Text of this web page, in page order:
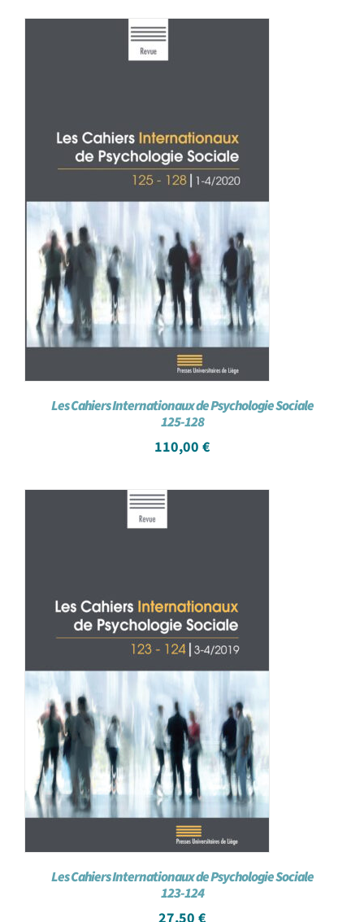
Les Cahiers Internationaux de Psychologie Sociale
125-128
110,00 €
Les Cahiers Internationaux de Psychologie Sociale
123-124